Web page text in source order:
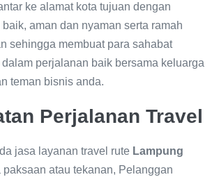
ke alamat kota tujuan dengan
aman dan nyaman serta ramah
sehingga membuat para sahabat
perjalanan baik bersama keluarga
teman bisnis anda.
Perjalanan Travel
jasa layanan travel rute Lampung
paksaan atau tekanan, Pelanggan